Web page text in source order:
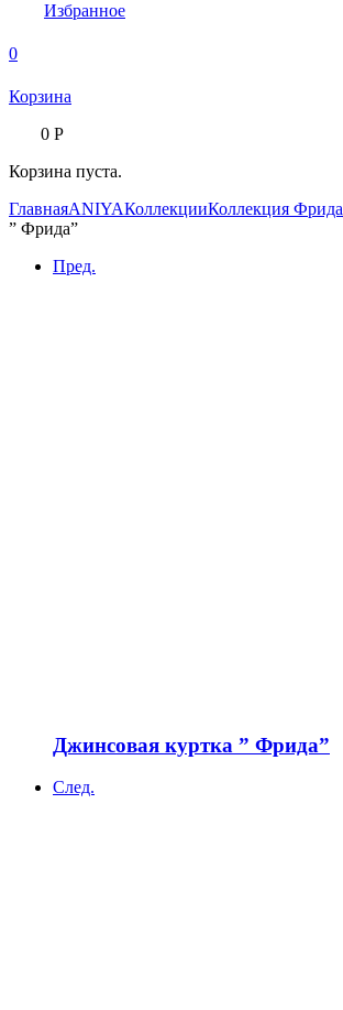
Избранное
0
Корзина
0Р
Корзина пуста.
ГлавнаяANIYAКоллекцииКоллекция Фрида
” Фрида”
Пред.
Джинсовая куртка ” Фрида”
След.